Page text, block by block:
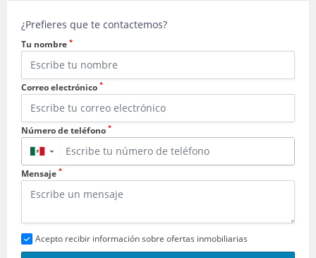
¿Prefieres que te contactemos?
Tu nombre *
Correo electrónico *
Número de teléfono *
▼
Mensaje *
Acepto recibir información sobre ofertas inmobiliarias